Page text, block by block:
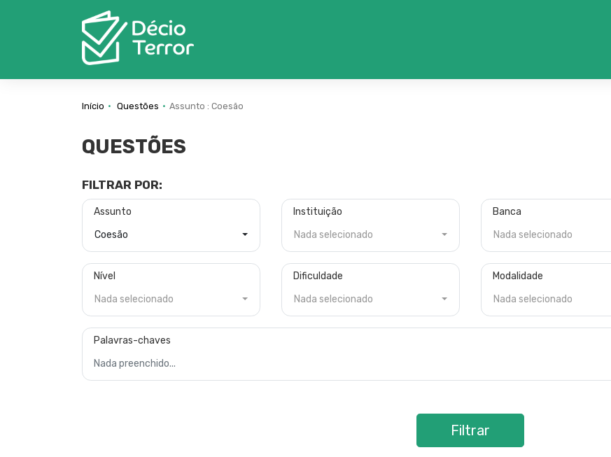
Início Questões Assunto : Coesão
QUESTÕES
FILTRAR POR:
Assunto
Coesão
Instituição
Nada selecionado
Banca
Nada selecionado
Nível
Nada selecionado
Dificuldade
Nada selecionado
Modalidade
Nada selecionado
Palavras-chaves
Filtrar